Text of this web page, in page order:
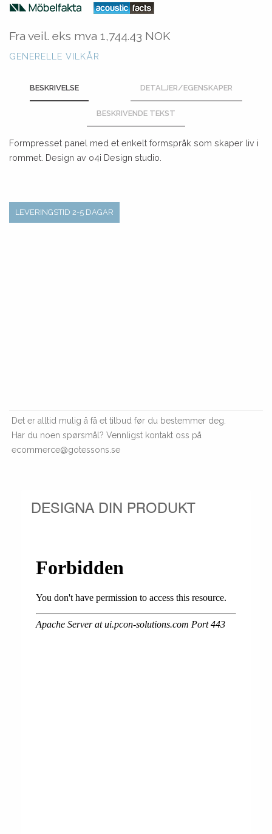
Fra veil. eks mva 1,744.43 NOK
GENERELLE VILKÅR
BESKRIVELSE DETALJER/EGENSKAPER
BESKRIVENDE TEKST
Formpresset panel med et enkelt formspråk som skaper liv i
rommet. Design av o4i Design studio.
LEVERINGSTID 2-5 DAGAR
Det er alltid mulig å få et tilbud før du bestemmer deg.
Har du noen spørsmål? Vennligst kontakt oss på
ecommerce@gotessons.se
DESIGNA DIN PRODUKT